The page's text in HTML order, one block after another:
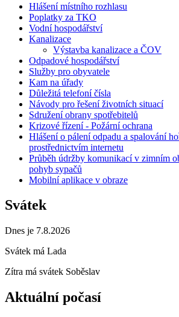
Hlášení místního rozhlasu
Poplatky za TKO
Vodní hospodářství
Kanalizace
Výstavba kanalizace a ČOV
Odpadové hospodářství
Služby pro obyvatele
Kam na úřady
Důležitá telefoní čísla
Návody pro řešení životních situací
Sdružení obrany spotřebitelů
Krizové řízení - Požární ochrana
Hlášení o pálení odpadu a spalování
prostřednictvím internetu
Průběh údržby komunikací v zimním
pohyb sypačů
Mobilní aplikace v obraze
Svátek
Dnes je 7.8.2026
Svátek má Lada
Zítra má svátek Soběslav
Aktuální počasí